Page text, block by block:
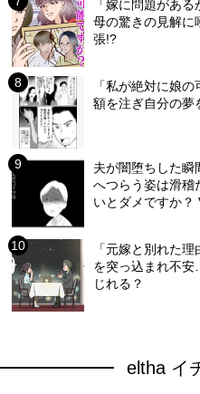
「嫁に問題があ
母の驚きの見解
張!?
「私が絶対に娘
額を注ぎ自分の夢
夫が闇堕ちした
へつらう姿は滑稽
いとダメですか？
「元嫁と別れた
を突っ込まれ不
じれる？
eltha イ